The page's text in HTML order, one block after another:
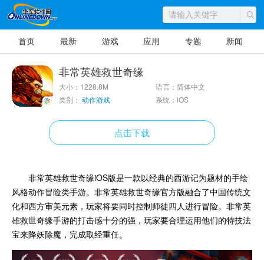
首页 最新 游戏 应用 专题 新闻
非常英雄救世奇缘
大小：1228.8M
语言：简体中文
类别： 动作游戏 系统：iOS
点击下载
非常英雄救世奇缘iOS版是一款以经典的西游记为题材的手绘
风格动作冒险类手游。非常英雄救世奇缘官方版融合了中国传统文
化和西方审美元素，玩家将要同时控制师徒四人进行冒险。非常英
雄救世奇缘手游的打击感十分的强，玩家要合理运用他们的特技法
宝来降妖除魔，完成取经重任。